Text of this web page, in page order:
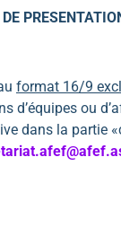
format 16/9
d’équipes ou
dans la partie